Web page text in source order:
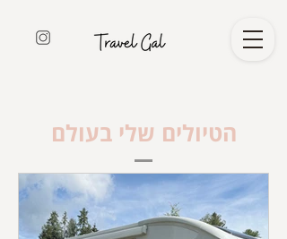
הטיולים שלי בעולם